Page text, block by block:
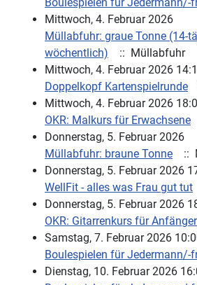
Boulespielen für Jedermann/-
Mittwoch, 4. Februar 2026
Müllabfuhr: graue Tonne (14-
wöchentlich)
:: Müllabfuhr
Mittwoch, 4. Februar 2026
Doppelkopf Kartenspielrunde
Mittwoch, 4. Februar 2026
OKR: Malkurs für Erwachsene
Donnerstag, 5. Februar 2026
Müllabfuhr: braune Tonne
::
Donnerstag, 5. Februar 2026
WellFit - alles was Frau gut tut
Donnerstag, 5. Februar 2026
OKR: Gitarrenkurs für Anfänger
Samstag, 7. Februar 2026
Boulespielen für Jedermann/-
Dienstag, 10. Februar 2026